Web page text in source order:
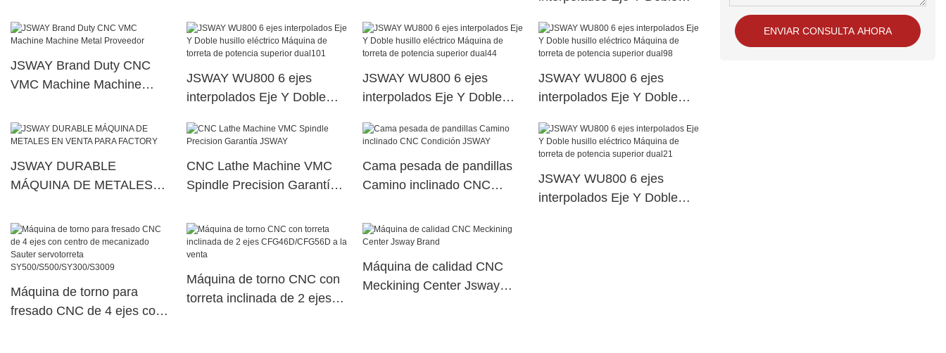
FANUC
torreta de potencia superior
dual114
JSWAY Brand Duty CNC
VMC Machine Machine
JSWAY WU800 6 ejes
interpolados Eje Y Doble
torreta de potencia superior
JSWAY WU800 6 ejes
interpolados Eje Y Doble
torreta de potencia superior
JSWAY WU800 6 ejes
interpolados Eje Y Doble
torreta de potencia superior
dual98
JSWAY DURABLE
MÁQUINA DE METALES
FACTORY
CNC Lathe Machine VMC
Spindle Precision Garantía
Cama pesada de pandillas
Camino inclinado CNC
JSWAY WU800 6 ejes
interpolados Eje Y Doble
Máquina de torno para
fresado CNC de 4 ejes con
Máquina de torno CNC con
torreta inclinada de 2 ejes
Máquina de calidad CNC
Meckining Center Jsway
ENVIAR CONSULTA AHORA